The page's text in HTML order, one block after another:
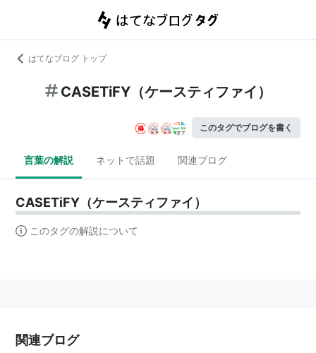
はてなブログ トップ
CASETiFY（ケースティファイ）
このタグでブログを書く
言葉の解説 ネットで話題 関連ブログ
CASETiFY（ケースティファイ）
このタグの解説について
関連ブログ